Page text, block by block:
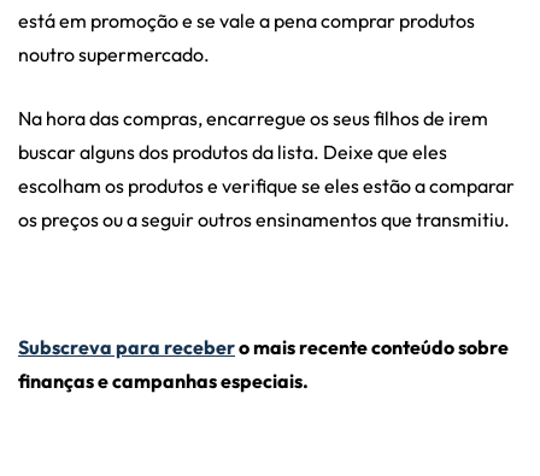
está em promoção e se vale a pena comprar produtos
noutro supermercado.
Na hora das compras, encarregue os seus filhos de irem
buscar alguns dos produtos da lista. Deixe que eles
escolham os produtos e verifique se eles estão a comparar
os preços ou a seguir outros ensinamentos que transmitiu.
Subscreva para recebero mais recente conteúdo sobre
finanças e campanhas especiais.